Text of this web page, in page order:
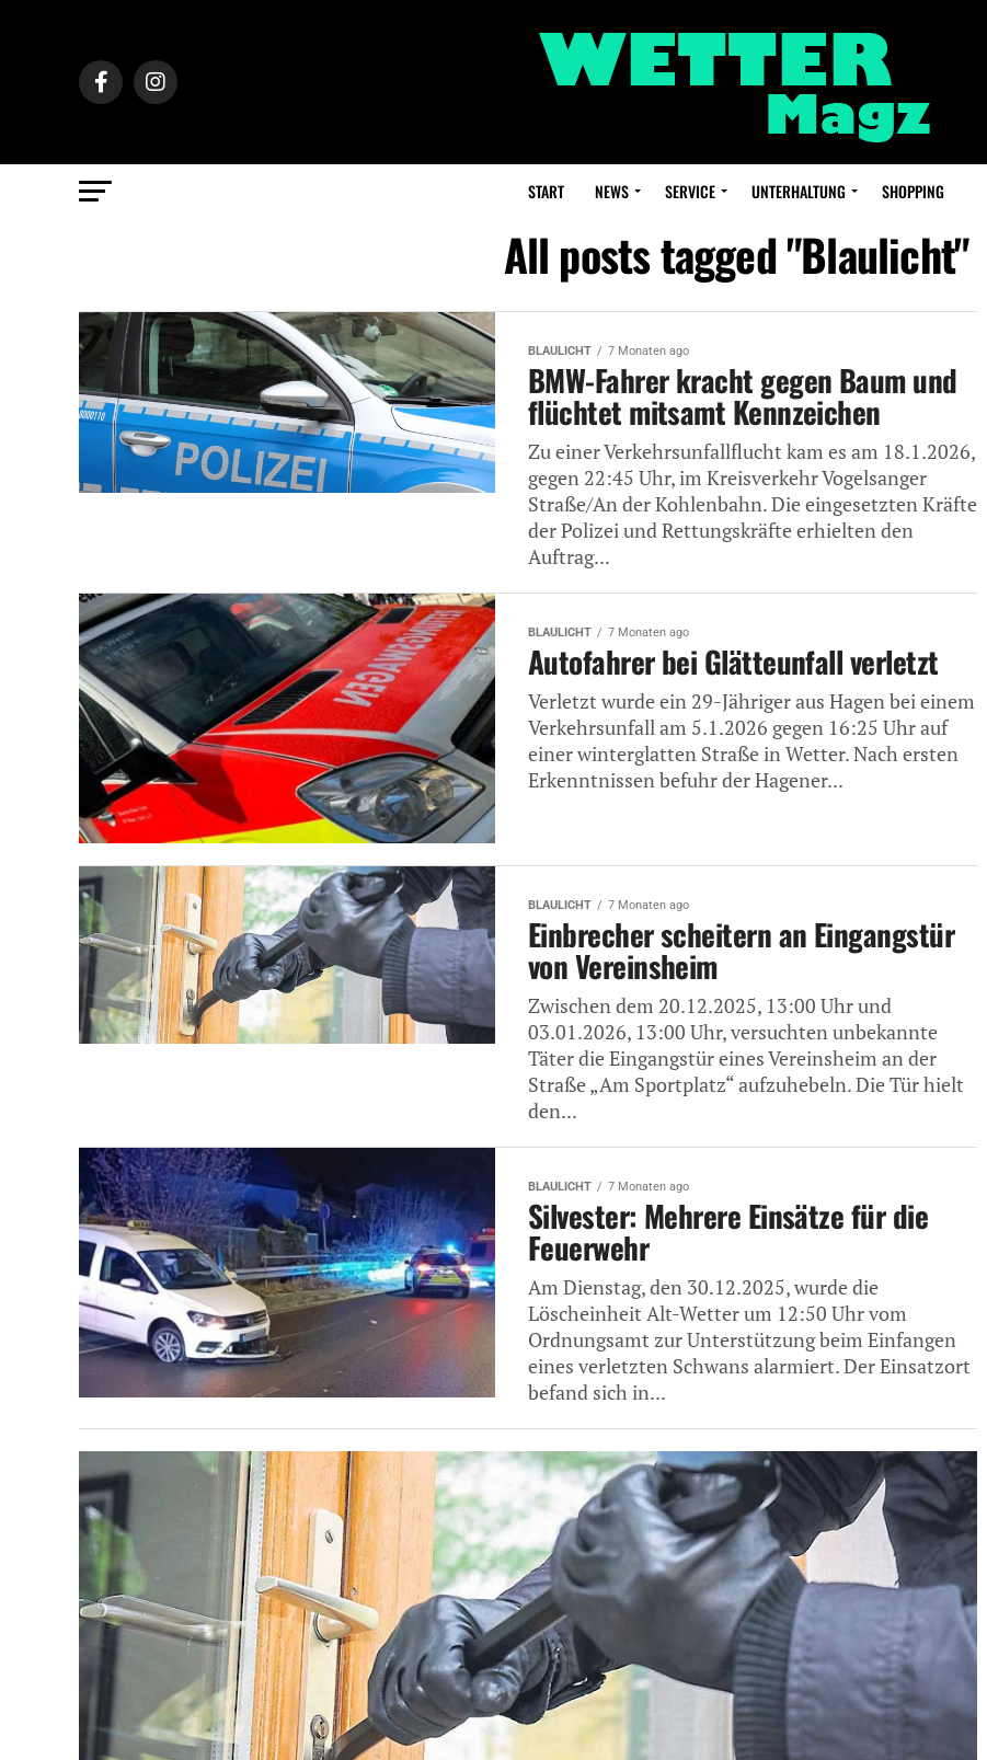
START NEWS SERVICE UNTERHALTUNG SHOPPING
All posts tagged "Blaulicht"
BLAULICHT 7 Monaten ago
BMW-Fahrer kracht gegen Baum und
flüchtet mitsamt Kennzeichen
Zu einer Verkehrsunfallflucht kam es am 18.1.2026,
gegen 22:45 Uhr, im Kreisverkehr Vogelsanger
Straße/An der Kohlenbahn. Die eingesetzten Kräfte
der Polizei und Rettungskräfte erhielten den
Auftrag...
BLAULICHT 7 Monaten ago
Autofahrer bei Glätteunfall verletzt
Verletzt wurde ein 29-Jähriger aus Hagen bei einem
Verkehrsunfall am 5.1.2026 gegen 16:25 Uhr auf
einer winterglatten Straße in Wetter. Nach ersten
Erkenntnissen befuhr der Hagener...
BLAULICHT 7 Monaten ago
Einbrecher scheitern an Eingangstür
von Vereinsheim
Zwischen dem 20.12.2025, 13:00 Uhr und
03.01.2026, 13:00 Uhr, versuchten unbekannte
Täter die Eingangstür eines Vereinsheim an der
Straße „Am Sportplatz“ aufzuhebeln. Die Tür hielt
den...
BLAULICHT 7 Monaten ago
Silvester: Mehrere Einsätze für die
Feuerwehr
Am Dienstag, den 30.12.2025, wurde die
Löscheinheit Alt-Wetter um 12:50 Uhr vom
Ordnungsamt zur Unterstützung beim Einfangen
eines verletzten Schwans alarmiert. Der Einsatzort
befand sich in...